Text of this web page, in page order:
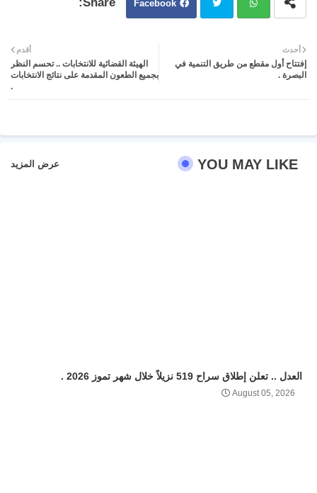
Facebook
ter atsa
أحدث
إفتتاح أول مقطع من طريق التنمية في
البصرة .
أقدم
الهيئة القضائية للانتخابات .. تحسم النظر
بجميع الطعون المقدمة على نتائج الانتخابات
.
YOU MAY LIKE عرض المزيد
العدل .. تعلن إطلاق سراح 519 نزيلاً خلال شهر تموز 2026 .
August 05, 2026